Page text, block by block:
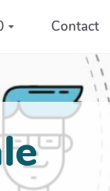
Contact